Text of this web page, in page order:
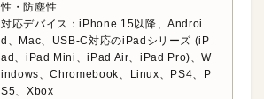
性・防塵性
対応デバイス：iPhone 15以降、Androi
d、Mac、USB-C対応のiPad シリーズ (iP
ad 、 iPad Mini 、iPad Air、iPad Pro)、W
indows、Chromebook、Linux、PS4、P
S5、Xbox